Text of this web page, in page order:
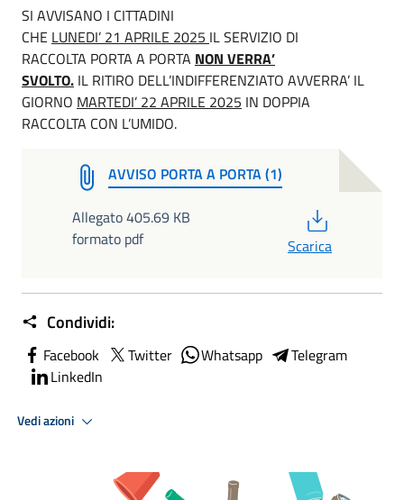
SI AVVISANO I CITTADINI
CHE LUNEDI’ 21 APRILE 2025 IL SERVIZIO DI
RACCOLTA PORTA A PORTA NON VERRA’
SVOLTO. IL RITIRO DELL’INDIFFERENZIATO AVVERRA’ IL
GIORNO MARTEDI’ 22 APRILE 2025 IN DOPPIA
RACCOLTA CON L’UMIDO.
AVVISO PORTA A PORTA (1)
Allegato 405.69 KB
formato pdf
Scarica
Condividi:
Facebook Twitter Whatsapp
Telegram
LinkedIn
Vedi azioni